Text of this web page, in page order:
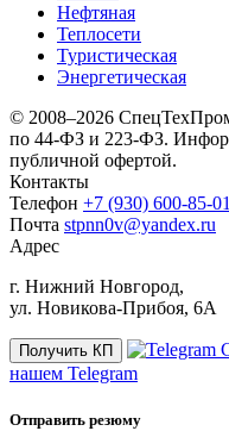
Нефтяная
Теплосети
Туристическая
Энергетическая
© 2008–2026
по 44-ФЗ и 223-ФЗ.
публичной офертой.
Контакты
Телефон +7 (930) 600-85-01
Почта stpnn0v@yandex.ru
Адрес
г. Нижний Новгород,
ул. Новикова-Прибоя, 6А
Получить КП
нашем Telegram
Отправить резюму